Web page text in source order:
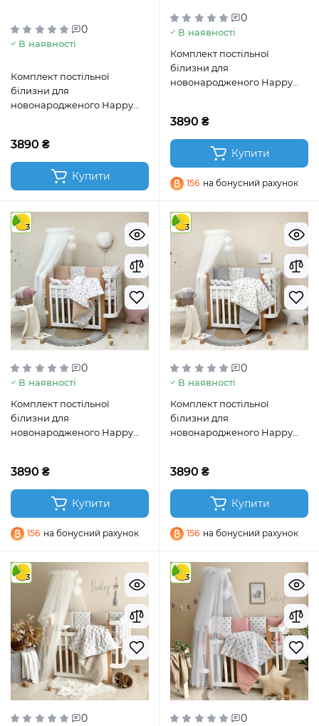
0
В наявності
Комплект постільної
білизни для
новонародженого Happy
3890 ₴
Купити
0
В наявності
Комплект постільної
білизни для
новонародженого Happy
3890 ₴
Купити
156 на бонусний рахунок
3
0
В наявності
Комплект постільної
білизни для
новонародженого Happy
3890 ₴
Купити
156 на бонусний рахунок
3
0
В наявності
Комплект постільної
білизни для
новонародженого Happy
3890 ₴
Купити
156 на бонусний рахунок
3
0
3
0